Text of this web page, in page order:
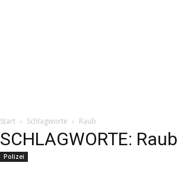
Start Schlagworte Raub
SCHLAGWORTE: Raub
Polizei